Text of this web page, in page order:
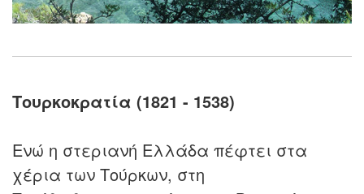
Τουρκοκρατία (1821 - 1538)
Ενώ η στεριανή Ελλάδα πέφτει στα
χέρια των Τούρκων, στη